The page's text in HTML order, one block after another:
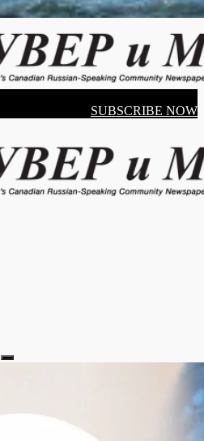
SUBSCRIBE NOW